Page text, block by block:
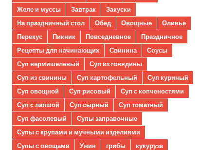
Желе и муссы
Завтрак
Закуски
На праздничный стол
Обед Овощные
Оливье
Перекус
Пикник Повседневное
Праздничное
Рецепты для начинающих
Свинина
Соусы
Суп вермишелевый
Суп из говядины
Суп из свинины
Суп картофельный
Суп куриный
Суп овощной
Суп рисовый
Суп с копченостями
Суп с лапшой
Суп сырный
Суп томатный
Суп фасолевый
Супы заправочные
Супы с крупами и мучными изделиями
Супы с овощами
Ужин грибы
кукуруза